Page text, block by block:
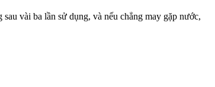
vài ba lần sử dụng, và nếu chẳng may gặp nước,